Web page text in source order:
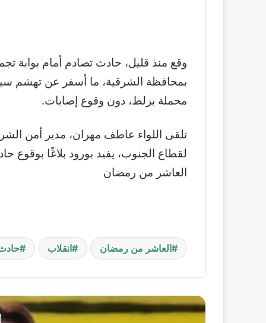
وقع منذ قليل، حادث تصادم أمام بوابة
بمحافظة الشرقية، ما أسفر عن تهشم
محملة بزلط، دون وقوع إصابات.
تلقى اللواء عاطف مهران، مدير أمن
لقطاع الجنوب، يفيد بورود بلاغًا بوقوع
العاشر من رمضان
العاشر من رمضان انقلاب